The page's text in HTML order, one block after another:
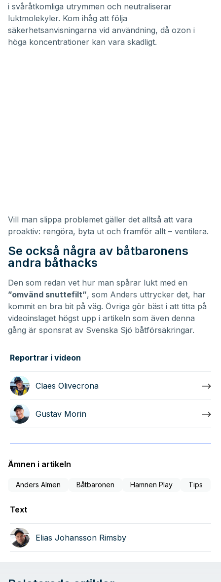
i svåråtkomliga utrymmen och neutraliserar
luktmolekyler. Kom ihåg att följa
säkerhetsanvisningarna vid användning, då ozon i
höga koncentrationer kan vara skadligt.
Vill man slippa problemet gäller det alltså att vara
proaktiv: rengöra, byta ut och framför allt – ventilera.
Se också några av båtbaronens
andra båthacks
Den som redan vet hur man spårar lukt med en
”omvänd snuttefilt”, som Anders uttrycker det, har
kommit en bra bit på väg. Övriga gör bäst i att titta på
videoinslaget högst upp i artikeln som även denna
gång är sponsrat av Svenska Sjö båtförsäkringar.
Reportrar i videon
Claes Olivecrona
Gustav Morin
Ämnen i artikeln
Anders Almen Båtbaronen Hamnen Play Tips
Text
Elias Johansson Rimsby